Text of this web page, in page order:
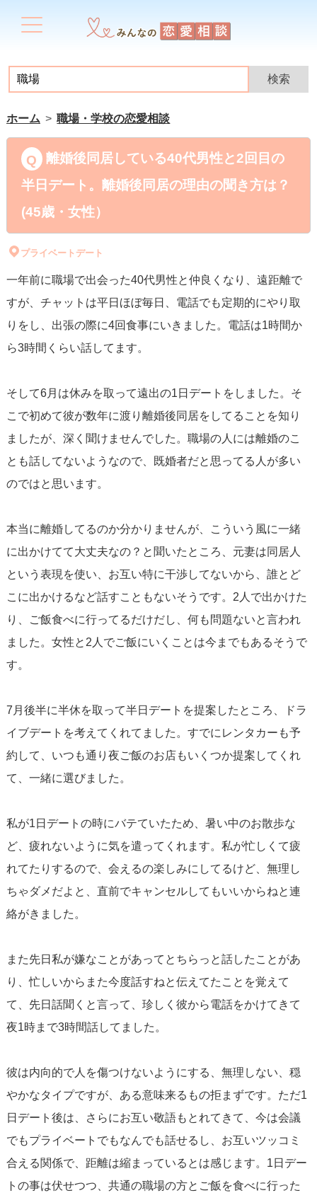
ホーム 職場・学校の恋愛相談
離婚後同居している40代男性と2回目の
半日デート。離婚後同居の理由の聞き方は？
(45歳・女性）
プライベートデート
一年前に職場で出会った40代男性と仲良くなり、遠距離で
すが、チャットは平日ほぼ毎日、電話でも定期的にやり取
りをし、出張の際に4回食事にいきました。電話は1時間か
ら3時間くらい話してます。
そして6月は休みを取って遠出の1日デートをしました。そ
こで初めて彼が数年に渡り離婚後同居をしてることを知り
ましたが、深く聞けませんでした。職場の人には離婚のこ
とも話してないようなので、既婚者だと思ってる人が多い
のではと思います。
本当に離婚してるのか分かりませんが、こういう風に一緒
に出かけてて大丈夫なの？と聞いたところ、元妻は同居人
という表現を使い、お互い特に干渉してないから、誰とど
こに出かけるなど話すこともないそうです。2人で出かけた
り、ご飯食べに行ってるだけだし、何も問題ないと言われ
ました。女性と2人でご飯にいくことは今までもあるそうで
す。
7月後半に半休を取って半日デートを提案したところ、ドラ
イブデートを考えてくれてました。すでにレンタカーも予
約して、いつも通り夜ご飯のお店もいくつか提案してくれ
て、一緒に選びました。
私が1日デートの時にバテていたため、暑い中のお散歩な
ど、疲れないように気を遣ってくれます。私が忙しくて疲
れてたりするので、会えるの楽しみにしてるけど、無理し
ちゃダメだよと、直前でキャンセルしてもいいからねと連
絡がきました。
また先日私が嫌なことがあってとちらっと話したことがあ
り、忙しいからまた今度話すねと伝えてたことを覚えて
て、先日話聞くと言って、珍しく彼から電話をかけてきて
夜1時まで3時間話してました。
彼は内向的で人を傷つけないようにする、無理しない、穏
やかなタイプですが、ある意味来るもの拒まずです。ただ1
日デート後は、さらにお互い敬語もとれてきて、今は会議
でもプライベートでもなんでも話せるし、お互いツッコミ
合える関係で、距離は縮まっているとは感じます。1日デー
トの事は伏せつつ、共通の職場の方とご飯を食べに行った